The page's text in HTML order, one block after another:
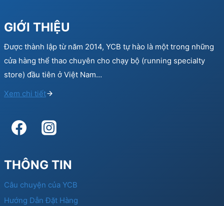
GIỚI THIỆU
Được thành lập từ năm 2014, YCB tự hào là một trong những
cửa hàng thể thao chuyên cho chạy bộ (running specialty
store) đầu tiên ở Việt Nam…
Xem chi tiết
THÔNG TIN
Câu chuyện của YCB
Hướng Dẫn Đặt Hàng